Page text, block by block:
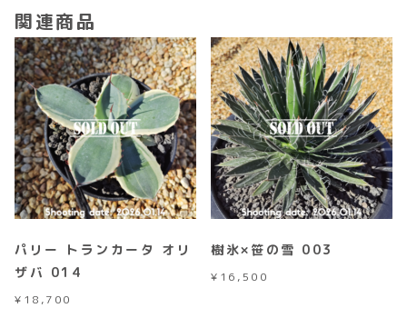
関連商品
パリー トランカータ オリ
ザバ 014
¥ 18,700
樹氷×笹の雪 003
¥ 16,500